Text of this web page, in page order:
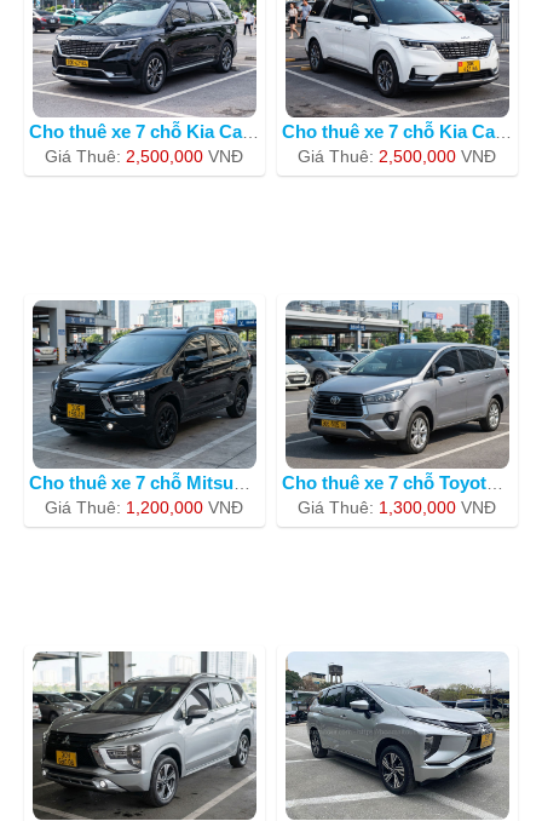
Cho thuê xe 7 chỗ Kia Carnival BKS 30
Giá Thuê: 2,500,000 VNÐ
Cho thuê xe 7 chỗ Kia Carnival 2023 m
Giá Thuê: 2,500,000 VNÐ
Giá Thuê: 1,200,000 VNÐ
Giá Thuê: 1,300,000 VNÐ